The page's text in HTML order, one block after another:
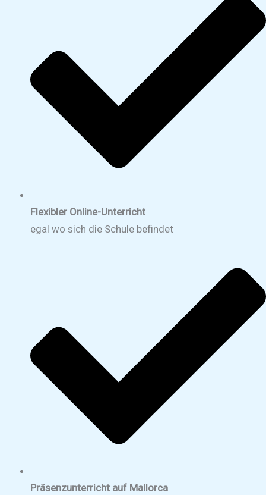
Flexibler Online-Unterricht
egal wo sich die Schule befindet
Präsenzunterricht auf Mallorca